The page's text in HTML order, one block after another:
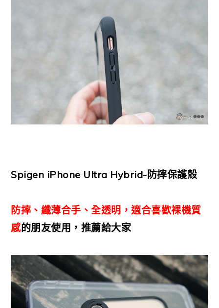
Spigen iPhone Ultra Hybrid-防摔保護殼
防摔、纖薄合手、全透明，適合喜歡裸機質
感的朋友使用，推薦給大家